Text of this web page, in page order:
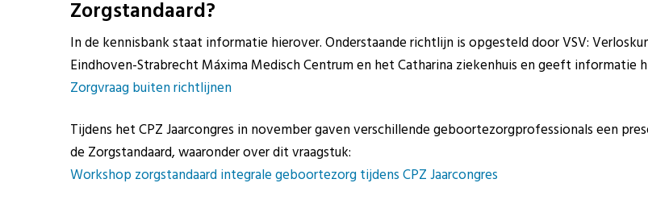
Zorgstandaard?
In de kennisbank staat informatie hierover. Onderstaande richtlijn is opgesteld door VSV:
Eindhoven-Strabrecht Máxima Medisch Centrum en het Catharina ziekenhuis en geeft informatie
Zorgvraag buiten richtlijnen
Tijdens het CPZ Jaarcongres in november gaven verschillende geboortezorgprofessionals een
de Zorgstandaard, waaronder over dit vraagstuk:
Workshop zorgstandaard integrale geboortezorg tijdens CPZ Jaarcongres